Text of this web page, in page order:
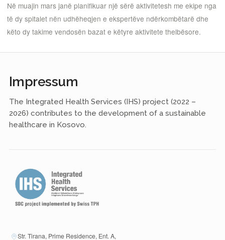
Në muajin mars janë planifikuar një sërë aktivitetesh me ekipe nga
të dy spitalet nën udhëheqjen e ekspertëve ndërkombëtarë dhe
këto dy takime vendosën bazat e këtyre aktivitete thelbësore.
Impressum
The Integrated Health Services (IHS) project (2022 –
2026) contributes to the development of a sustainable
healthcare in Kosovo.
Str. Tirana, Prime Residence, Ent. A,